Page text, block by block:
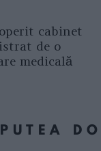
cabinet
de o
medicală